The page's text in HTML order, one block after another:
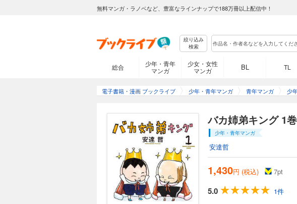
無料マンガ・ラノベなど、豊富なラインナップで188万冊以上配信中！
絞り込み
検索
総合
少年・青年
マンガ
少女・女性
マンガ
BL TL
電子書籍・漫画 ブックライブ 少年・青年マンガ 青年マンガ 少
バカ姉弟キング 1巻
少年・青年マンガ
安達哲
1,430円 (税込) 7pt
5.0
1件